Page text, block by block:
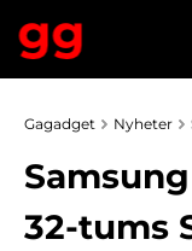
Gagadget Nyheter
32-tums